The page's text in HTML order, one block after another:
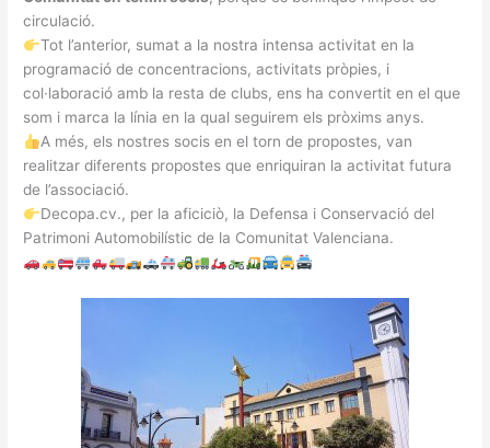
circulació.
Tot l’anterior, sumat a la nostra intensa activitat en la
programació de concentracions, activitats pròpies, i
col·laboració amb la resta de clubs, ens ha convertit en el que
som i marca la línia en la qual seguirem els pròxims anys.
A més, els nostres socis en el torn de propostes, van
realitzar diferents propostes que enriquiran la activitat futura
de l’associació.
Decopa.cv., per la aficiciò, la Defensa i Conservació del
Patrimoni Automobilístic de la Comunitat Valenciana.